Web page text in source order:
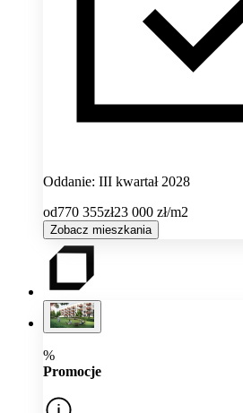
Oddanie: III kwartał 2028
od770 355zł23 000 zł/m2
Zobacz mieszkania
%
Promocje